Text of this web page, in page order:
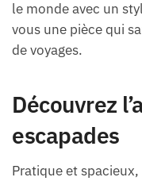
le monde avec un
vous une pièce qui
de voyages.
Découvrez
escapades
Pratique et